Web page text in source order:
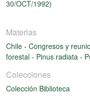
30/OCT/1992)
Materias
Chile - Congresos y
forestal - Pinus radiata -
Colecciones
Colección Biblioteca